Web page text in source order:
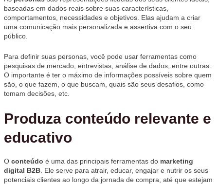
baseadas em dados reais sobre suas características,
comportamentos, necessidades e objetivos. Elas ajudam a criar
uma comunicação mais personalizada e assertiva com o seu
público.
Para definir suas personas, você pode usar ferramentas como
pesquisas de mercado, entrevistas, análise de dados, entre outras.
O importante é ter o máximo de informações possíveis sobre quem
são, o que fazem, o que buscam, quais são seus desafios, como
tomam decisões, etc.
Produza conteúdo relevante e
educativo
O conteúdo é uma das principais ferramentas do marketing
digital B2B. Ele serve para atrair, educar, engajar e nutrir os seus
potenciais clientes ao longo da jornada de compra, até que estejam